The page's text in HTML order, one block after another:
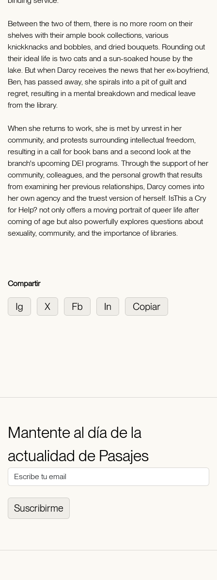
Between the two of them, there is no more room on their
shelves with their ample book collections, various
knickknacks and bobbles, and dried bouquets. Rounding out
their ideal life is two cats and a sun-soaked house by the
lake. But when Darcy receives the news that her ex-boyfriend,
Ben, has passed away, she spirals into a pit of guilt and
regret, resulting in a mental breakdown and medical leave
from the library.
When she returns to work, she is met by unrest in her
community, and protests surrounding intellectual freedom,
resulting in a call for book bans and a second look at the
branch's upcoming DEI programs. Through the support of her
community, colleagues, and the personal growth that results
from examining her previous relationships, Darcy comes into
her own agency and the truest version of herself. IsThis a Cry
for Help? not only offers a moving portrait of queer life after
coming of age but also powerfully explores questions about
sexuality, community, and the importance of libraries.
Compartir
Mantente al día de la
actualidad de Pasajes
Suscribirme